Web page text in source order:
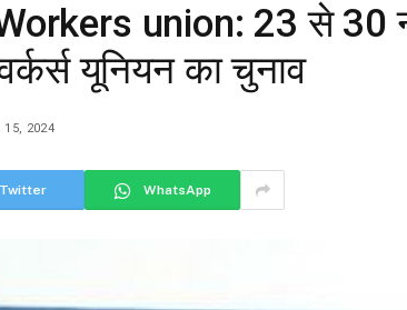
union: 23 से 30
वर्कर्स यूनियन का चुनाव
15, 2024
Twitter WhatsApp